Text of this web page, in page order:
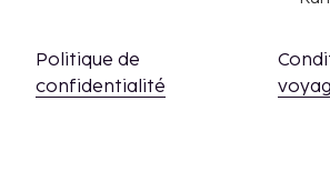
peuvent être mentionnés
Conformément aux
aux coordonnées
Politique de
confidentialité